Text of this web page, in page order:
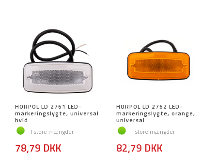
HORPOL LD 2761 LED-
markeringslygte, universal
hvid
I store mængder
78,79 DKK
HORPOL LD 2762 LED-
markeringslygte, orange,
universal
I store mængder
82,79 DKK